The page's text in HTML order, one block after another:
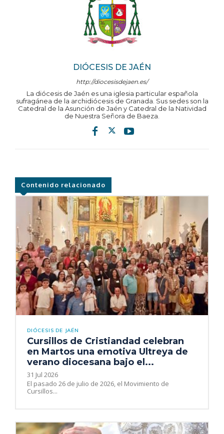
DIÓCESIS DE JAÉN
http://diocesisdejaen.es/
La diócesis de Jaén es una iglesia particular española
sufragánea de la archidiócesis de Granada. Sus sedes son la
Catedral de la Asunción de Jaén y Catedral de la Natividad
de Nuestra Señora de Baeza.
Contenido relacionado
DIÓCESIS DE JAÉN
Cursillos de Cristiandad celebran
en Martos una emotiva Ultreya de
verano diocesana bajo el...
31 Jul 2026
El pasado 26 de julio de 2026, el Movimiento de
Cursillos...